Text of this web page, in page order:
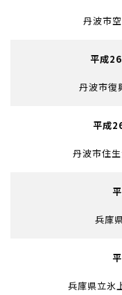
丹波市
平成
丹波市復
平成
丹波市住
兵庫
兵庫県立氷